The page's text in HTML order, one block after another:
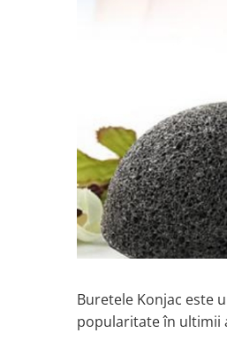
Buretele Konjac este
popularitate în ultimii